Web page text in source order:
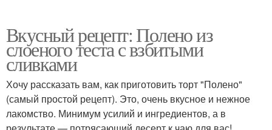
Вкусный рецепт: Полено из
слоеного теста с взбитыми
сливками
Хочу рассказать вам, как приготовить торт "Полено"
(самый простой рецепт). Это, очень вкусное и нежное
лакомство. Минимум усилий и ингредиентов, а в